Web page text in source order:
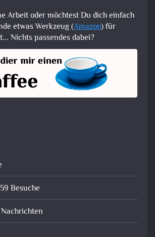
Arbeit oder möchtest Du dich einfach
etwas Werkzeug (Amazon) für
Nichts passendes dabei?
Besuche